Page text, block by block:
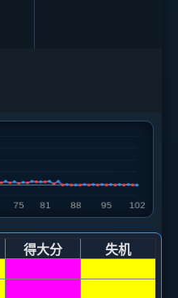
得大分
失机